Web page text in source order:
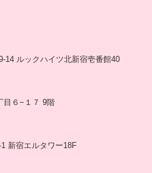
14 ルックハイツ北新宿壱番館40
目６−１７ 9階
新宿エルタワー18F